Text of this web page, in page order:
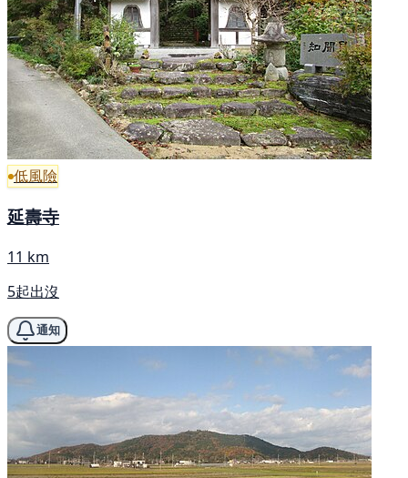
低風險
延壽寺
11 km
5起出沒
通知